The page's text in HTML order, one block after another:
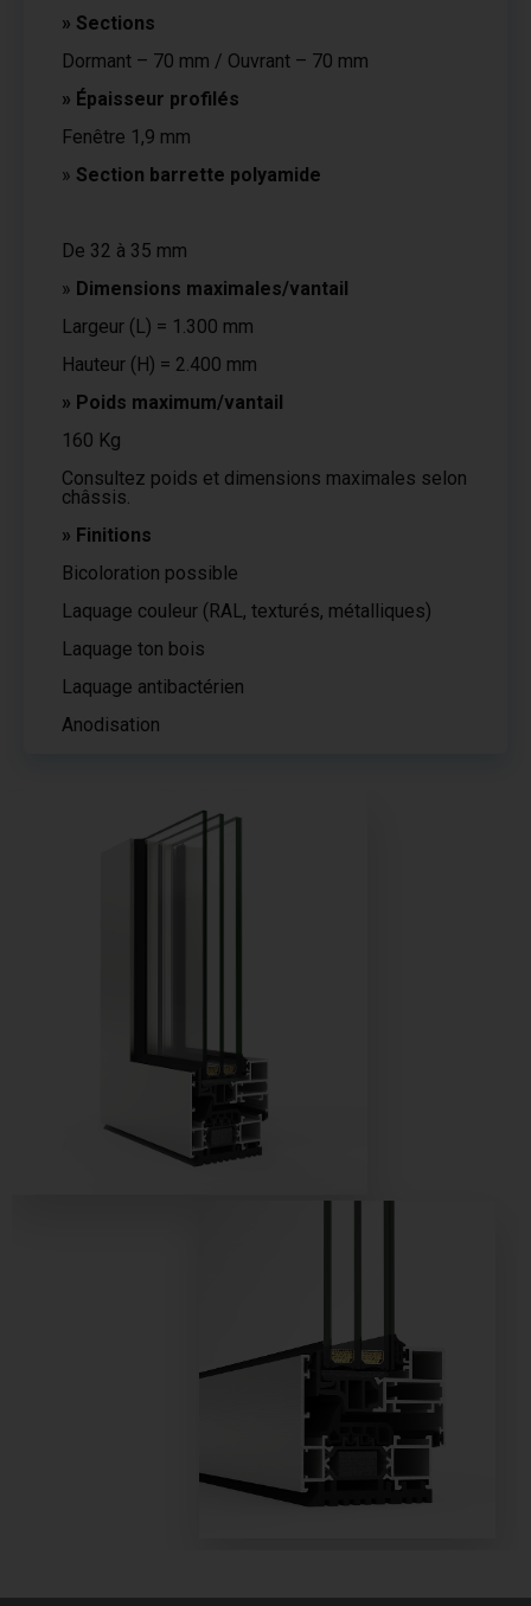
» Sections
Dormant – 70 mm / Ouvrant – 70 mm
» Épaisseur profilés
Fenêtre 1,9 mm
» Section barrette polyamide
De 32 à 35 mm
» Dimensions maximales/vantail
Largeur (L) = 1.300 mm
Hauteur (H) = 2.400 mm
» Poids maximum/vantail
160 Kg
Consultez poids et dimensions maximales selon
châssis.
» Finitions
Bicoloration possible
Laquage couleur (RAL, texturés, métalliques)
Laquage ton bois
Laquage antibactérien
Anodisation